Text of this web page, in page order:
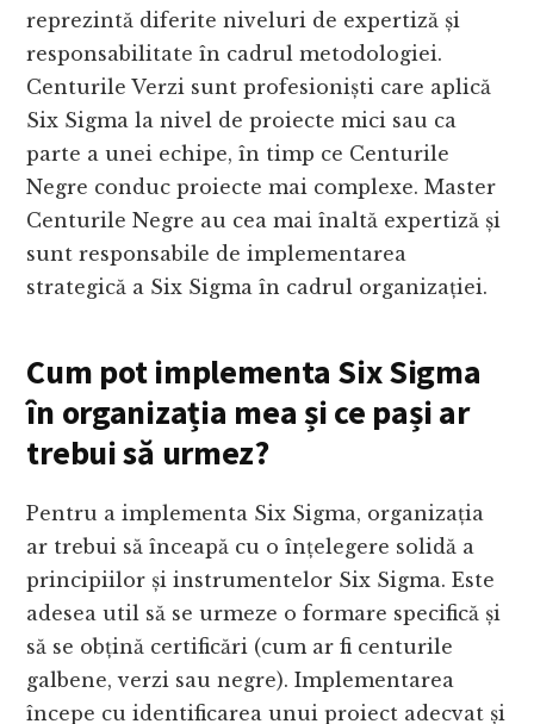
reprezintă diferite niveluri de expertiză și
responsabilitate în cadrul metodologiei.
Centurile Verzi sunt profesioniști care aplică
Six Sigma la nivel de proiecte mici sau ca
parte a unei echipe, în timp ce Centurile
Negre conduc proiecte mai complexe. Master
Centurile Negre au cea mai înaltă expertiză și
sunt responsabile de implementarea
strategică a Six Sigma în cadrul organizației.
Cum pot implementa Six Sigma
în organizația mea și ce pași ar
trebui să urmez?
Pentru a implementa Six Sigma, organizația
ar trebui să înceapă cu o înțelegere solidă a
principiilor și instrumentelor Six Sigma. Este
adesea util să se urmeze o formare specifică și
să se obțină certificări (cum ar fi centurile
galbene, verzi sau negre). Implementarea
începe cu identificarea unui proiect adecvat și